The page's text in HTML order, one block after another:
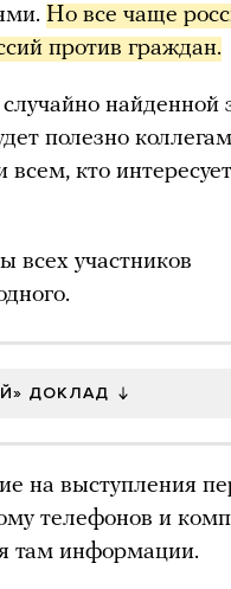
Но все чаще
против граждан.
найденной
полезно
кто
всех участников
ДОКЛАД
на выступления
телефонов и
там информации.